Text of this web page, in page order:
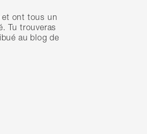
et ont tous un
Tu trouveras
au blog de